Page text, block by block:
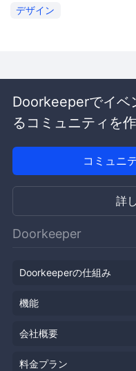
デザイン
Doorkeeperでイベ
るコミュニティを
コミュニ
詳
Doorkeeper
Doorkeeperの仕組み
機能
会社概要
料金プラン